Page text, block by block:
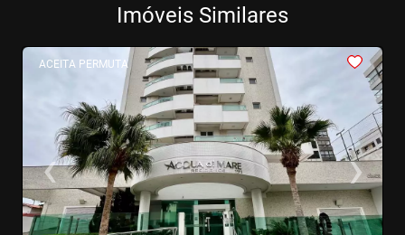
Imóveis Similares
ACEITA PERMUTA
<<<
‹Previous ›Next